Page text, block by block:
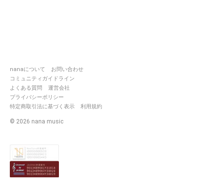
nanaについて
お問い合わせ
コミュニティガイドライン
よくある質問
運営会社
プライバシーポリシー
特定商取引法に基づく表示
利用規約
© 2026 nana music